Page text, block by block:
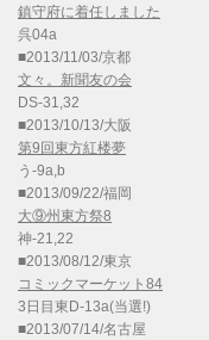
鎮守府に着任しました
呉04a
■2013/11/03/京都
文々。新聞友の会
DS-31,32
■2013/10/13/大阪
第9回東方紅楼夢
う-9a,b
■2013/09/22/福岡
大⑨州東方祭8
神-21,22
■2013/08/12/東京
コミックマーケット84
3日目東D-13a(当選!)
■2013/07/14/名古屋